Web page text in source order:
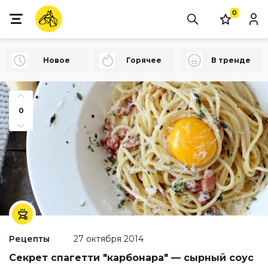
0
Новое Горячее В тренде
0
Рецепты 27 октября 2014
Секрет спагетти "карбонара" — сырный соус